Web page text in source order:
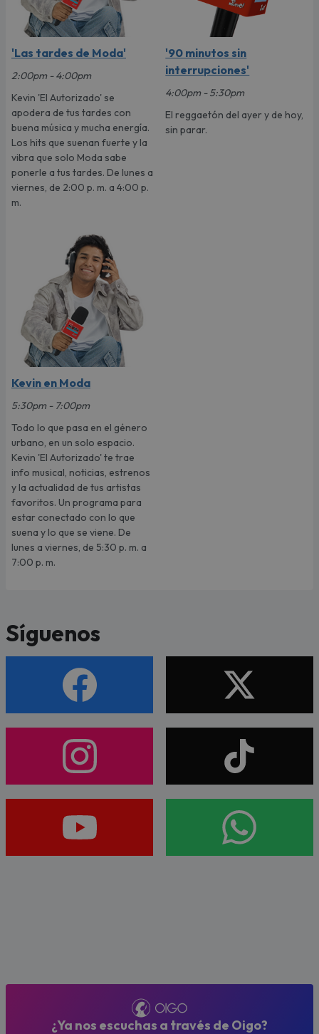
'Las tardes de Moda'
2:00pm - 4:00pm
Kevin 'El Autorizado' se
apodera de tus tardes con
buena música y mucha energía.
Los hits que suenan fuerte y la
vibra que solo Moda sabe
ponerle a tus tardes. De lunes a
viernes, de 2:00 p. m. a 4:00 p.
m.
'90 minutos sin
interrupciones'
4:00pm - 5:30pm
El reggaetón del ayer y de hoy,
sin parar.
Kevin en Moda
5:30pm - 7:00pm
Todo lo que pasa en el género
urbano, en un solo espacio.
Kevin 'El Autorizado' te trae
info musical, noticias, estrenos
y la actualidad de tus artistas
favoritos. Un programa para
estar conectado con lo que
suena y lo que se viene. De
lunes a viernes, de 5:30 p. m. a
7:00 p. m.
Síguenos
¿Ya nos escuchas a través de Oigo?